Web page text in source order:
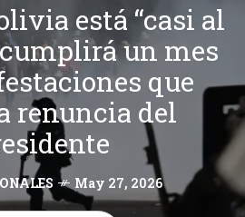
está “casi al
un mes
que
renuncia del
May 27, 2026